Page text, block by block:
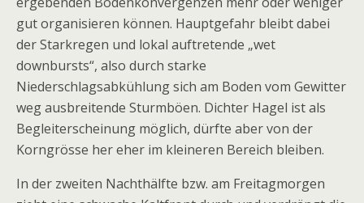
gut organisieren können. Hauptgefahr bleibt dabei
der Starkregen und lokal auftretende „wet
downbursts“, also durch starke
Niederschlagsabkühlung sich am Boden vom Gewitter
weg ausbreitende Sturmböen. Dichter Hagel ist als
Begleiterscheinung möglich, dürfte aber von der
Korngrösse her eher im kleineren Bereich bleiben.
In der zweiten Nachthälfte bzw. am Freitagmorgen